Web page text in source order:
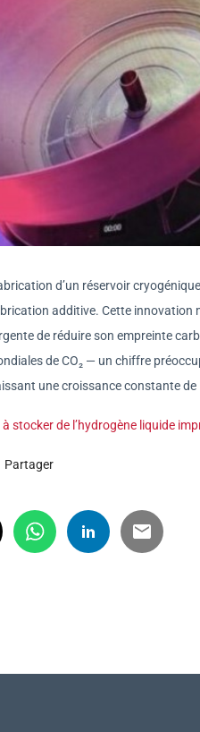
d’un réservoir
additive. Cette innovation
de réduire son empreinte
de CO₂ — un chiffre
une croissance constante de
stocker de l’hydrogène liquide
Partager